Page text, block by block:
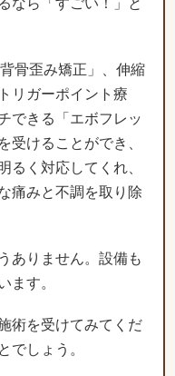
リガーポイント療
できる「エボフレッ
るく対応してくれ、
痛みと不調を取り除
ありません。設備も
ます。
でしょう。
の整骨院なら任